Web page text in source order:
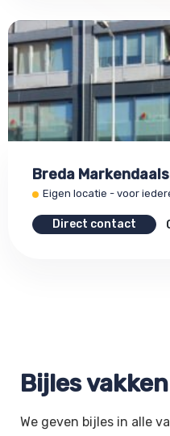
Breda
Eigen locatie - voor
Direct contact
Bijles vakken
We geven bijles in alle